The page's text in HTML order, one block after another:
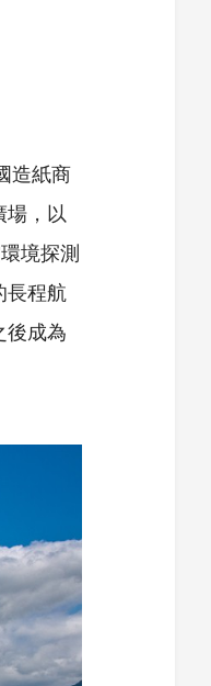
造紙商
，以
境探測
長程航
後成為